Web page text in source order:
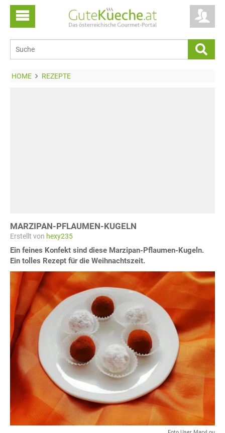
HOME REZEPTE
MARZIPAN-PFLAUMEN-KUGELN
Erstellt von hexy235
Ein feines Konfekt sind diese Marzipan-Pflaumen-Kugeln.
Ein tolles Rezept für die Weihnachtszeit.